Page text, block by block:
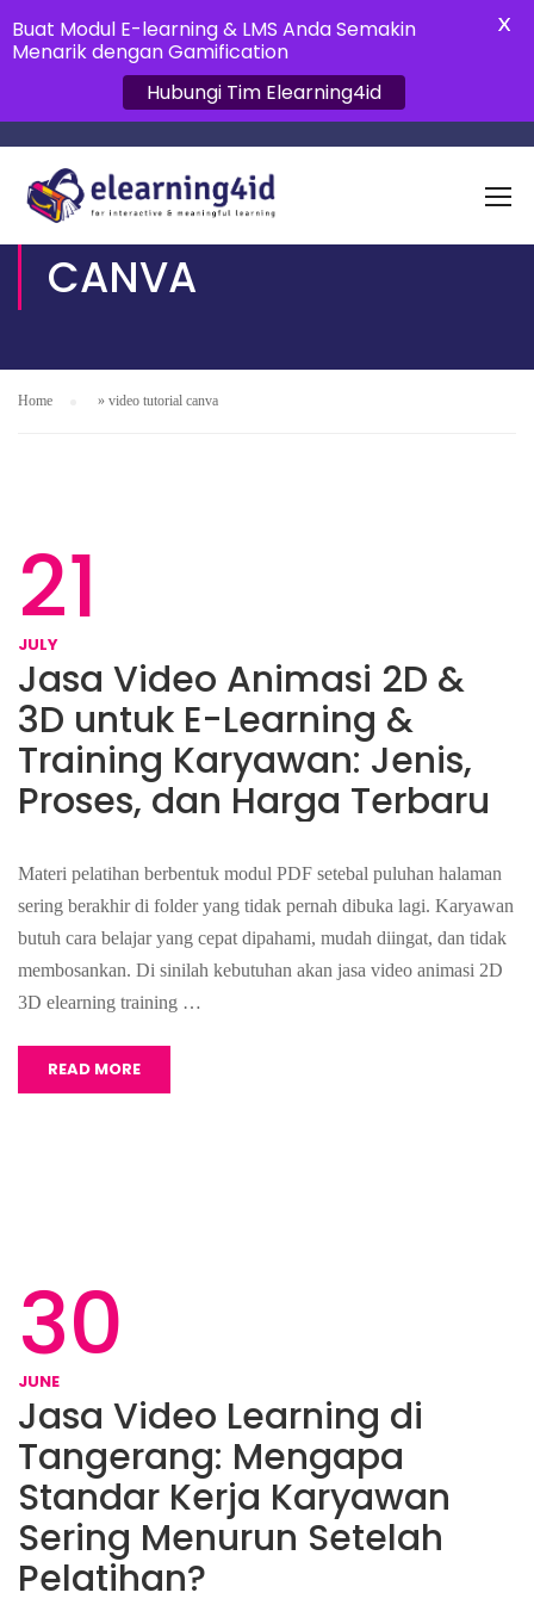
VIDEO TUTORIAL
CANVA
Home » video tutorial canva
21
JULY
Jasa Video Animasi 2D &
3D untuk E-Learning &
Training Karyawan: Jenis,
Proses, dan Harga Terbaru
Materi pelatihan berbentuk modul PDF setebal puluhan halaman
sering berakhir di folder yang tidak pernah dibuka lagi. Karyawan
butuh cara belajar yang cepat dipahami, mudah diingat, dan tidak
membosankan. Di sinilah kebutuhan akan jasa video animasi 2D
3D elearning training …
READ MORE
30
JUNE
Jasa Video Learning di
Tangerang: Mengapa
Standar Kerja Karyawan
Sering Menurun Setelah
Pelatihan?
Buat Modul E-learning & LMS Anda Semakin
Menarik dengan Gamification
Hubungi Tim Elearning4id
X